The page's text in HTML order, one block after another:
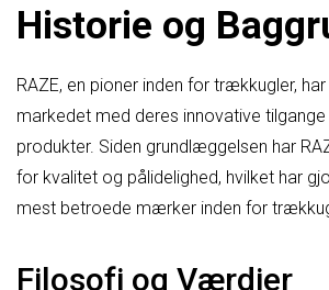
Historie og
RAZE, en pioner inden for trækkugler,
markedet med deres innovative
produkter. Siden grundlæggelsen har
for kvalitet og pålidelighed, hvilket har
mest betroede mærker inden for
Filosofi og Værdier